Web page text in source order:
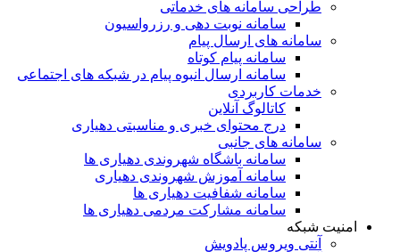
طراحی سامانه های خدماتی
سامانه نوبت دهی و رزرواسیون
سامانه های ارسال پیام
سامانه پیام کوتاه
سامانه ارسال انبوه پیام در شبکه های اجتماعی
خدمات کاربردی
کاتالوگ آنلاین
درج محتوای خبری و مناسبتی دهیاری
سامانه های جانبی
سامانه باشگاه شهروندی دهیاری ها
سامانه آموزش شهروندی دهیاری
سامانه شفافیت دهیاری ها
سامانه مشارکت مردمی دهیاری ها
امنیت شبکه
آنتی ویروس پادویش